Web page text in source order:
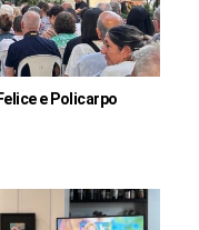
e Policarpo